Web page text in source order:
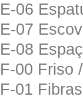
E-06
E-07
E-08
F-00 Friso
F-01